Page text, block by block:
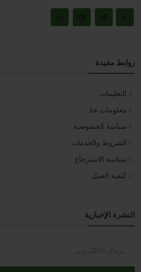
روابط مفيدة
التعليمات
معلومات عنا
سياسة الخصوصية
الشروط والخدمات
سياسة الاسترجاع
كيفية العمل
النشرة الإخبارية